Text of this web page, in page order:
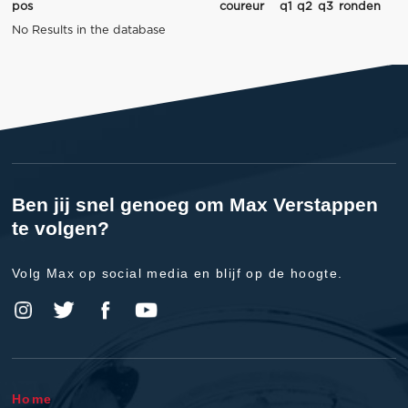
pos coureur q1 q2 q3 ronden
No Results in the database
Ben jij snel genoeg om Max Verstappen
te volgen?
Volg Max op social media en blijf op de hoogte.
Home